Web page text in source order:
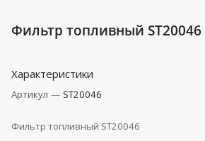
Фильтр топливный ST20046
Характеристики
Артикул — ST20046
Фильтр топливный ST20046